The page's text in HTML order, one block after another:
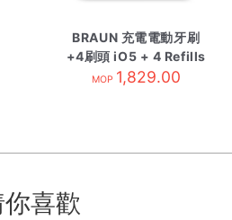
BRAUN 充電電動牙刷
+4刷頭 iO5 + 4 Refills
黑色
MOP 1,829.00
喜歡